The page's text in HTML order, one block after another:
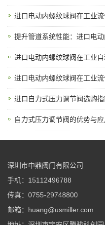
进口电动内螺纹球阀在工业
提升管道系统性能：进口电
进口电动内螺纹球阀在工业
进口电动内螺纹球阀在工业
进口自力式压力调节阀选购
自力式压力调节阀的优势与
深圳市中鼎阀门有限公司
手机：15112496788
传真：0755-29748800
邮箱：huang@usmiller.com